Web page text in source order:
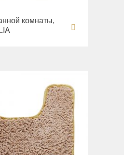
комнаты,